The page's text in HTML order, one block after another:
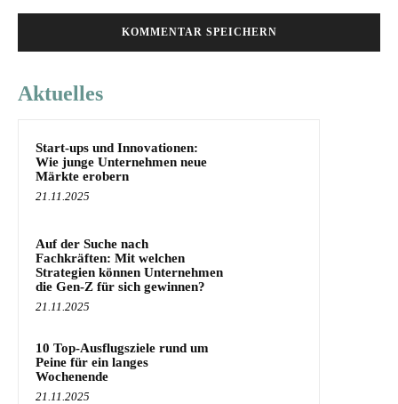
Aktuelles
Start-ups und Innovationen:
Wie junge Unternehmen neue
Märkte erobern
21.11.2025
Auf der Suche nach
Fachkräften: Mit welchen
Strategien können Unternehmen
die Gen-Z für sich gewinnen?
21.11.2025
10 Top-Ausflugsziele rund um
Peine für ein langes
Wochenende
21.11.2025